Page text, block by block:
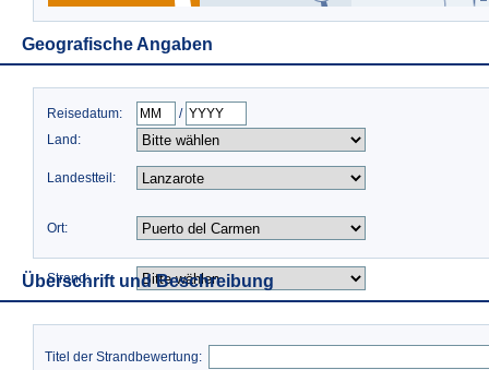
Geografische Angaben
Reisedatum:
/
Land:
Landestteil:
Ort:
Strand:
Überschrift und Beschreibung
Titel der Strandbewertung: